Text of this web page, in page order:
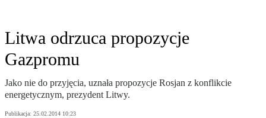
Litwa odrzuca propozycje
Gazpromu
Jako nie do przyjęcia, uznała propozycje Rosjan z konflikcie
energetycznym, prezydent Litwy.
Publikacja: 25.02.2014 10:23